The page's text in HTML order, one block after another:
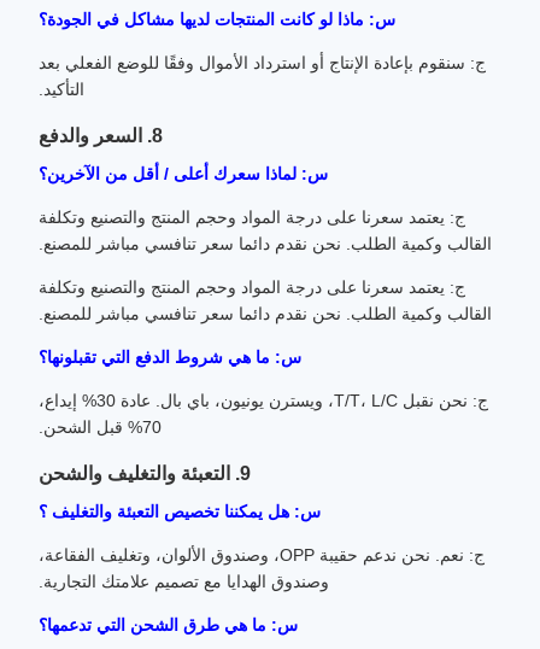
س: ماذا لو كانت المنتجات لديها مشاكل في الجودة؟
ج: سنقوم بإعادة الإنتاج أو استرداد الأموال وفقًا للوضع الفعلي بعد
التأكيد.
8. السعر والدفع
س: لماذا سعرك أعلى / أقل من الآخرين؟
ج: يعتمد سعرنا على درجة المواد وحجم المنتج والتصنيع وتكلفة
القالب وكمية الطلب. نحن نقدم دائما سعر تنافسي مباشر للمصنع.
ج: يعتمد سعرنا على درجة المواد وحجم المنتج والتصنيع وتكلفة
القالب وكمية الطلب. نحن نقدم دائما سعر تنافسي مباشر للمصنع.
س: ما هي شروط الدفع التي تقبلونها؟
ج: نحن نقبل T/T، L/C، ويسترن يونيون، باي بال. عادة 30% إيداع،
70% قبل الشحن.
9. التعبئة والتغليف والشحن
س: هل يمكننا تخصيص التعبئة والتغليف ؟
ج: نعم. نحن ندعم حقيبة OPP، وصندوق الألوان، وتغليف الفقاعة،
وصندوق الهدايا مع تصميم علامتك التجارية.
س: ما هي طرق الشحن التي تدعمها؟